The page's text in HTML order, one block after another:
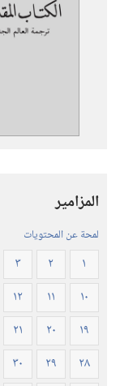
المزامير
لمحة عن المحتويات
١ ٢ ٣
١٠
١١ ١٢
١٩
٢٠ ٢١
٢٨
٢٩ ٣٠